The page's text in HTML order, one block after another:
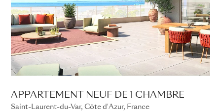
APPARTEMENT NEUF DE 1 CHAMBRE
Saint-Laurent-du-Var, Côte d'Azur, France